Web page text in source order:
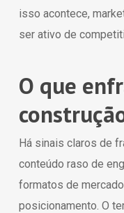
isso acontece,
ser ativo de
O que
Há sinais claros de
conteúdo raso de
formatos de
posicionamento. O